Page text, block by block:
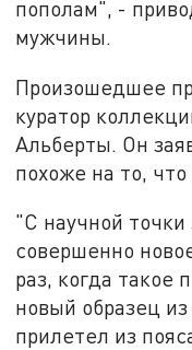
пополам", -
мужчины.
Произошедшее
куратор
Альберты. Он
похоже на то,
"С научной точки
совершенно
раз, когда такое
новый образец
прилетел из